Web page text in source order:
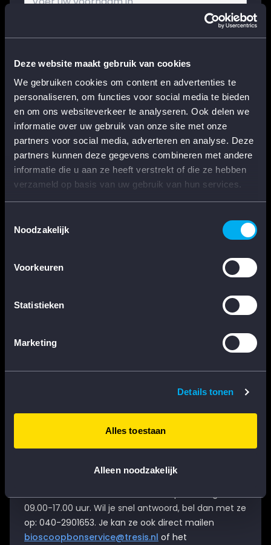
Deze website maakt gebruik van cookies
We gebruiken cookies om content en advertenties te
personaliseren, om functies voor social media te bieden
en om ons websiteverkeer te analyseren. Ook delen we
informatie over uw gebruik van onze site met onze
partners voor social media, adverteren en analyse. Deze
partners kunnen deze gegevens combineren met andere
informatie die u aan ze heeft verstrekt of die ze hebben
verzameld op basis van uw gebruik van hun services.
Noodzakelijk
Voorkeuren
Statistieken
Marketing
Details tonen
Alles toestaan
Alleen noodzakelijk
ACHTERNAAM*
E-MAILADRES *
TELEFOONNUMMER
VERSTUUR BERICHT
09.00-17.00 uur. Wil je snel antwoord, bel dan met ze
op: 040-2901653. Je kan ze ook direct mailen
bioscoopbonservice@tresis.nl of het